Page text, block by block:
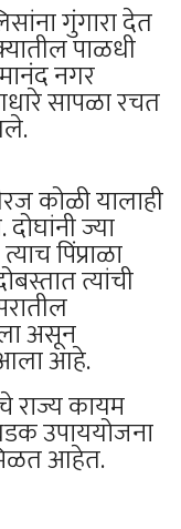
गुंगारा देत
पाळधी
नगर
सापळा रचत
कोळी यालाही
ज्या
पिंप्राळा
त्यांची
असून
आला आहे.
राज्य कायम
उपाययोजना
आहेत.